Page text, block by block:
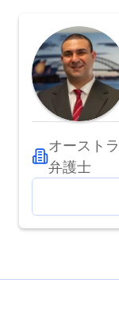
オースト
弁護士